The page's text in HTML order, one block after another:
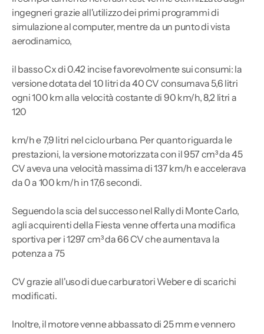
ingegneri grazie all'utilizzo dei primi programmi di
simulazione al computer, mentre da un punto di vista
aerodinamico,
il basso Cx di 0.42 incise favorevolmente sui consumi: la
versione dotata del 1.0 litri da 40 CV consumava 5,6 litri
ogni 100 km alla velocità costante di 90 km/h, 8,2 litri a
120
km/h e 7,9 litri nel ciclo urbano. Per quanto riguarda le
prestazioni, la versione motorizzata con il 957 cm³ da 45
CV aveva una velocità massima di 137 km/h e accelerava
da 0 a 100 km/h in 17,6 secondi.
Seguendo la scia del successo nel Rally di Monte Carlo,
agli acquirenti della Fiesta venne offerta una modifica
sportiva per i 1297 cm³ da 66 CV che aumentava la
potenza a 75
CV grazie all'uso di due carburatori Weber e di scarichi
modificati.
Inoltre, il motore venne abbassato di 25 mm e vennero